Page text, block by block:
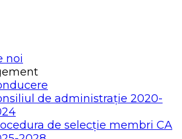
noi
de administrație 2020-
de selecție membri CA